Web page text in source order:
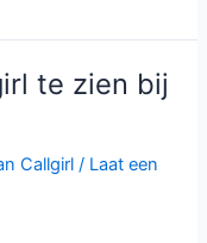
te zien bij
Callgirl / Laat een